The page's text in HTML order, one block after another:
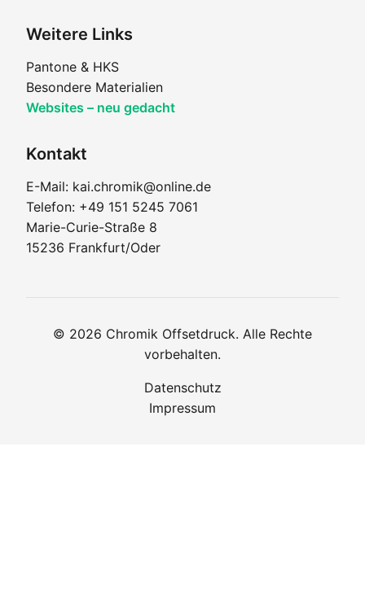
Weitere Links
Pantone & HKS
Besondere Materialien
Websites – neu gedacht
Kontakt
E-Mail: kai.chromik@online.de
Telefon: +49 151 5245 7061
Marie-Curie-Straße 8
15236 Frankfurt/Oder
© 2026 Chromik Offsetdruck. Alle Rechte
vorbehalten.
Datenschutz
Impressum